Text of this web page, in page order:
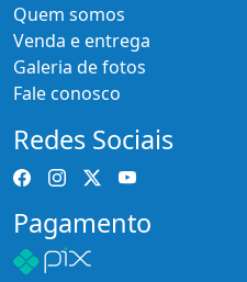
Quem somos
Venda e entrega
Galeria de fotos
Fale conosco
Redes Sociais
Pagamento